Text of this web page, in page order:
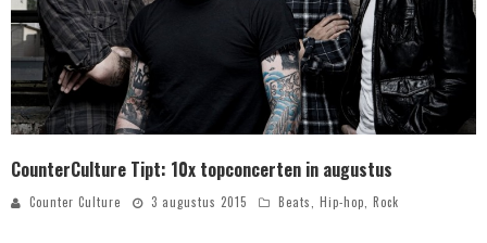
CounterCulture Tipt: 10x topconcerten in augustus
Counter Culture 3 augustus 2015 Beats, Hip-hop, Rock